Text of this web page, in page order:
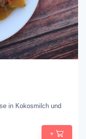
in Kokosmilch und
+